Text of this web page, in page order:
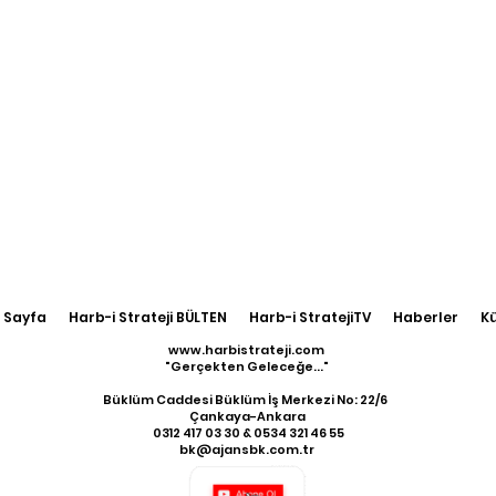
Sayfa Harb-i Strateji BÜLTEN Harb-i StratejiTV Haberler
www.harbistrateji.com
"Gerçekten Geleceğe..."
Büklüm Caddesi Büklüm İş Merkezi No: 22/6
Çankaya-Ankara
​ 0312 417 03 30 & 0534 321 46 55
bk@ajansbk.com.tr